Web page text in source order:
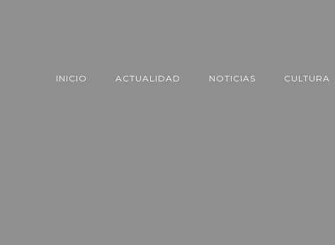
INICIO ACTUALIDAD NOTICIAS CULTURA